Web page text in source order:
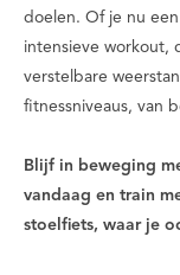
doelen. Of je nu
intensieve workout,
verstelbare
fitnessniveaus, van
Blijf in beweging
vandaag en train
stoelfiets, waar je